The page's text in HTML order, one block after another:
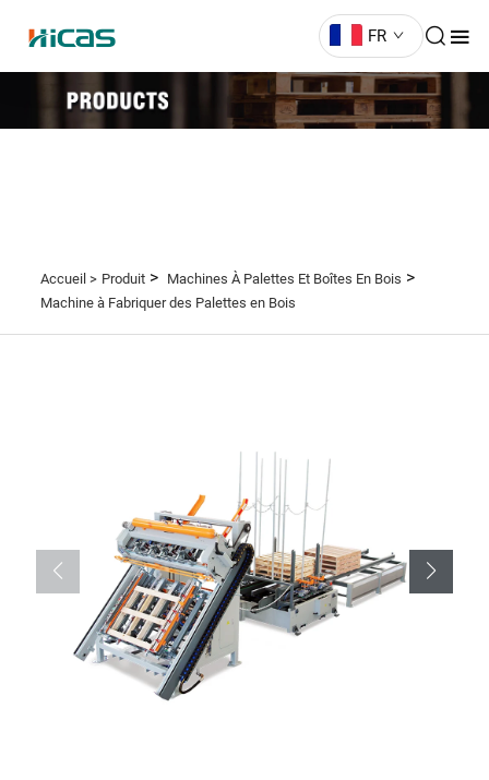
FR
Accueil > Produit> Machines À Palettes Et Boîtes En Bois >
Machine à Fabriquer des Palettes en Bois